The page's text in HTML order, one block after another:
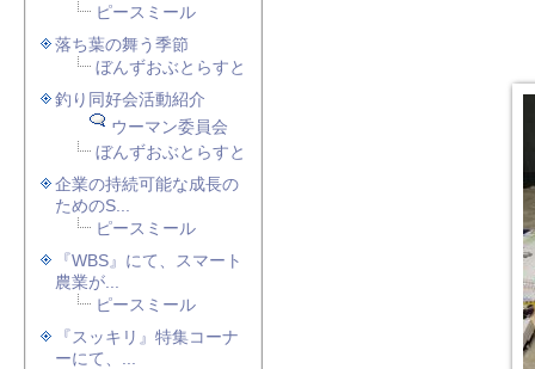
ピースミール
落ち葉の舞う季節
ぼんずおぶとらすと
釣り同好会活動紹介
ウーマン委員会
ぼんずおぶとらすと
企業の持続可能な成長の
ためのS...
ピースミール
『WBS』にて、スマート
農業が...
ピースミール
『スッキリ』特集コーナ
ーにて、...